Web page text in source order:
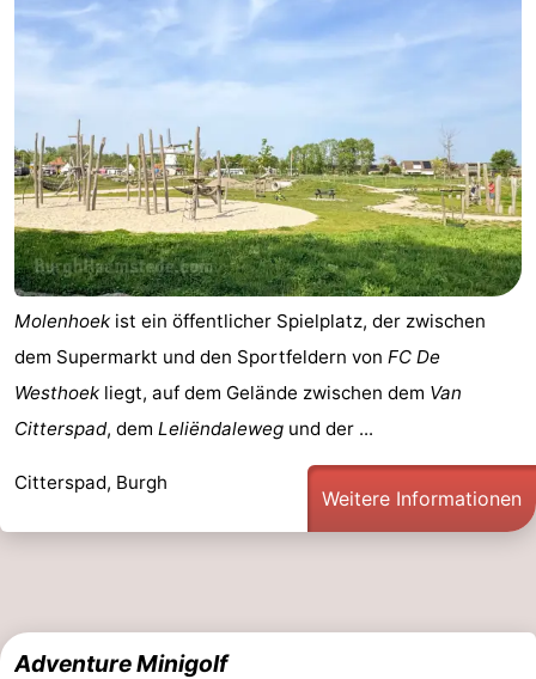
Molenhoek ist ein öffentlicher Spielplatz, der zwischen
dem Supermarkt und den Sportfeldern von FC De
Westhoek liegt, auf dem Gelände zwischen dem Van
Citterspad, dem Leliëndaleweg und der ...
Citterspad, Burgh
Weitere Informationen
Adventure Minigolf